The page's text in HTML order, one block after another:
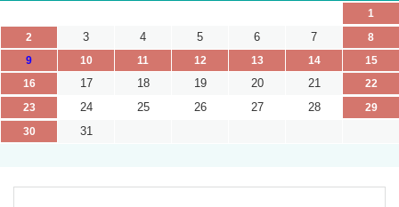
1
2
3 4 5 6 7
8
9
10 11 12 13 14
15
16
17 18 19 20 21
22
23
24 25 26 27 28
29
30
31